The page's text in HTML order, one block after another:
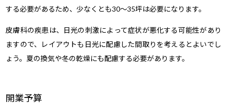
する必要があるため、少なくとも30～35坪は必要になります。
皮膚科の疾患は、日光の刺激によって症状が悪化する可能性があり
ますので、レイアウトも日光に配慮した間取りを考えるとよいでし
ょう。夏の換気や冬の乾燥にも配慮する必要があります。
開業予算